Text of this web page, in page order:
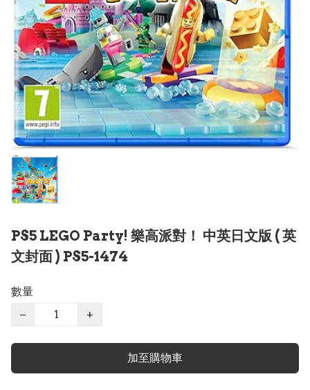
PS5 LEGO Party! 樂高派對！ 中英日文版 ( 英
文封面 ) PS5-1474
數量
−
+
加至購物車